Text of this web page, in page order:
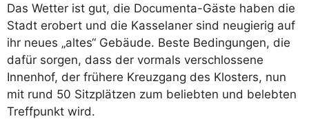
Das Wetter ist gut, die Documenta-Gäste haben die
Stadt erobert und die Kasselaner sind neugierig auf
ihr neues „altes“ Gebäude. Beste Bedingungen, die
dafür sorgen, dass der vormals verschlossene
Innenhof, der frühere Kreuzgang des Klosters, nun
mit rund 50 Sitzplätzen zum beliebten und belebten
Treffpunkt wird.